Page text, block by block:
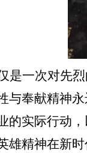
是一次对先
与奉献精神
的实际行动
雄精神在新